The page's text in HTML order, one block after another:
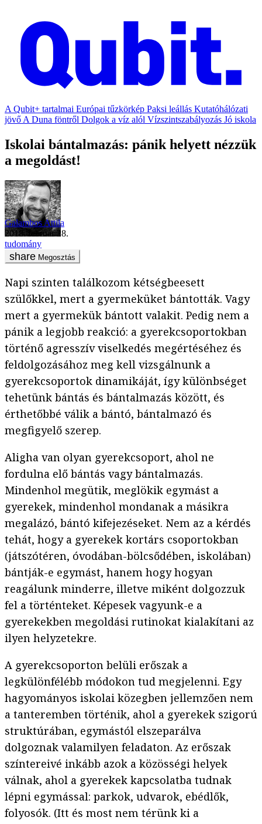
A Qubit+ tartalmai Európai tűzkörkép Paksi leállás Kutatóhálózati
jövő A Duna föntről Dolgok a víz alól Vízszintszabályozás Jó iskola
Iskolai bántalmazás: pánik helyett nézzük
a megoldást!
Galambos Attila
2018. február 28.
tudomány
Megosztás
Napi szinten találkozom kétségbeesett
szülőkkel, mert a gyermeküket bántották. Vagy
mert a gyermekük bántott valakit. Pedig nem a
pánik a legjobb reakció: a gyerekcsoportokban
történő agresszív viselkedés megértéséhez és
feldolgozásához meg kell vizsgálnunk a
gyerekcsoportok dinamikáját, így különbséget
tehetünk bántás és bántalmazás között, és
érthetőbbé válik a bántó, bántalmazó és
megfigyelő szerep.
Aligha van olyan gyerekcsoport, ahol ne
fordulna elő bántás vagy bántalmazás.
Mindenhol megütik, meglökik egymást a
gyerekek, mindenhol mondanak a másikra
megalázó, bántó kifejezéseket. Nem az a kérdés
tehát, hogy a gyerekek kortárs csoportokban
(játszótéren, óvodában-bölcsődében, iskolában)
bántják-e egymást, hanem hogy hogyan
reagálunk minderre, illetve miként dolgozzuk
fel a történteket. Képesek vagyunk-e a
gyerekekben megoldási rutinokat kialakítani az
ilyen helyzetekre.
A gyerekcsoporton belüli erőszak a
legkülönfélébb módokon tud megjelenni. Egy
hagyományos iskolai közegben jellemzően nem
a tanteremben történik, ahol a gyerekek szigorú
struktúrában, egymástól elszeparálva
dolgoznak valamilyen feladaton. Az erőszak
színtereivé inkább azok a közösségi helyek
válnak, ahol a gyerekek kapcsolatba tudnak
lépni egymással: parkok, udvarok, ebédlők,
folyosók. (Itt és most nem térünk ki a